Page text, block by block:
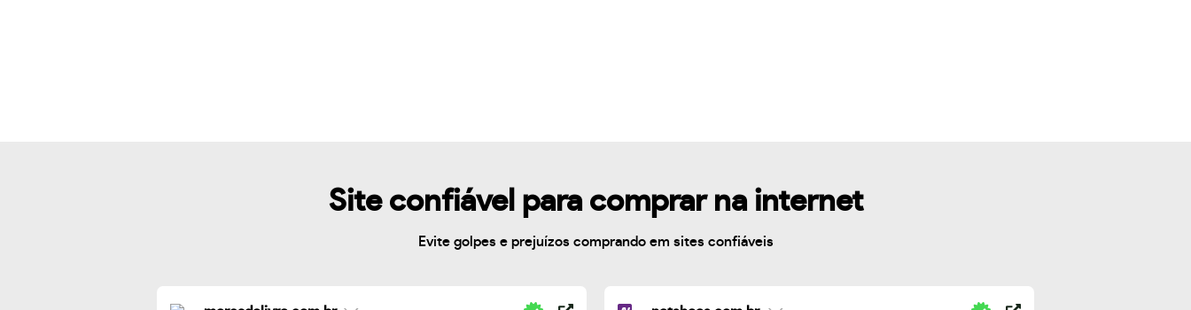
Site confiável para comprar na internet
Evite golpes e prejuízos comprando em sites confiáveis